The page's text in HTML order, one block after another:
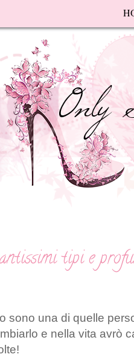
tipi e
sono una di quelle
e nella vita avrò